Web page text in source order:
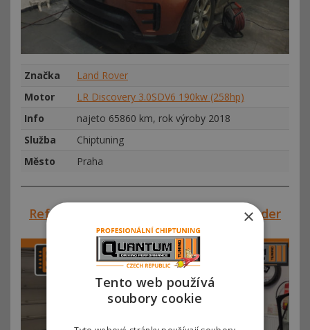
Značka
Land Rover
Motor
LR Discovery 3.0SDV6 190kw (258hp)
Info
najeto 65860 km, rok výroby 2018
Služba
Chiptuning
Město
Praha
Reference #00833 – Land Rover Defender
2.4D ×
Tento web používá
soubory cookie